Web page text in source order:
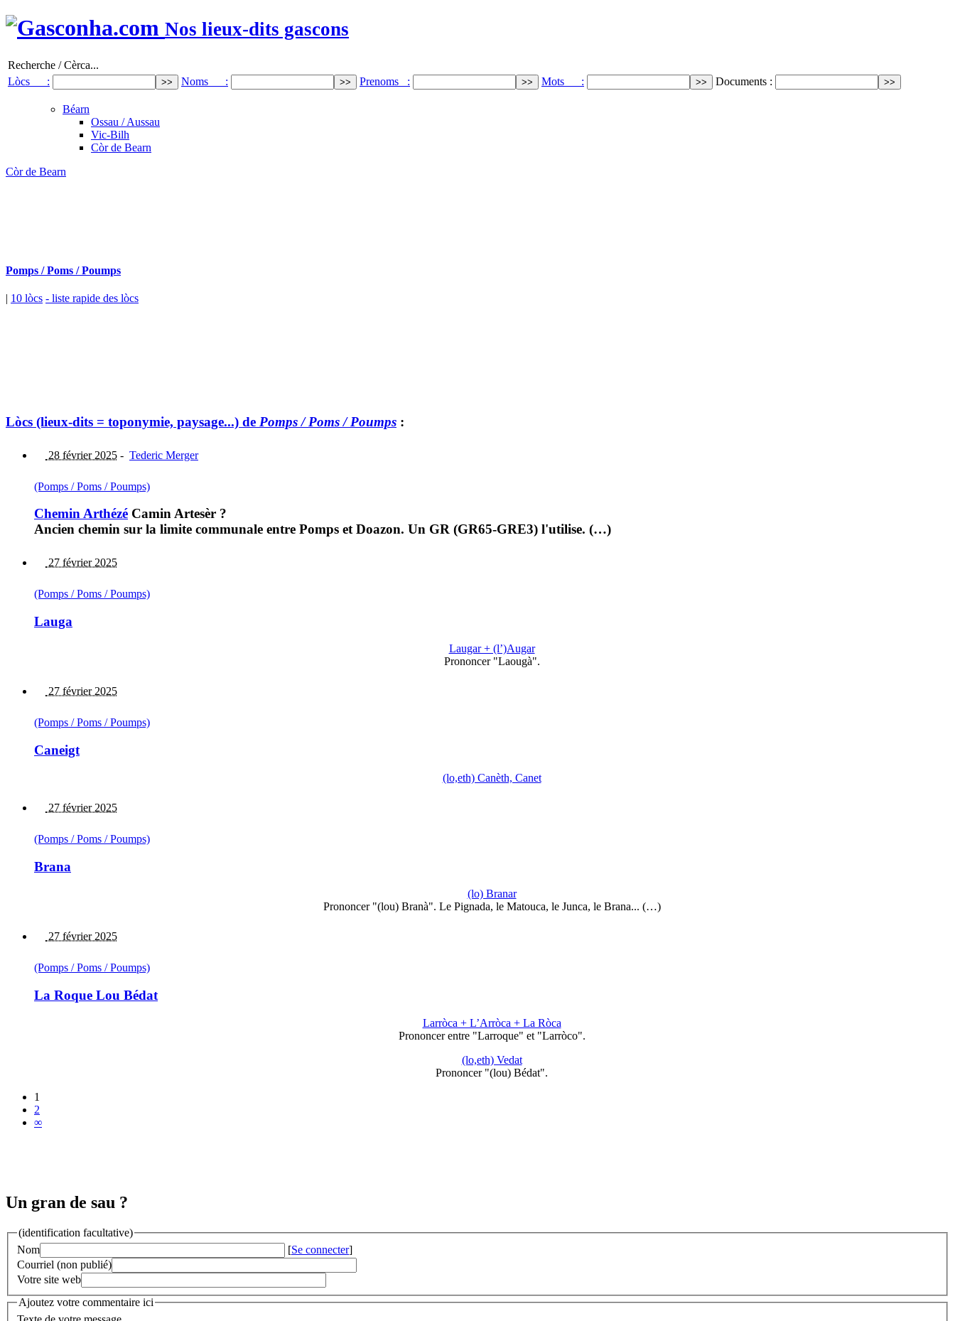
Nos lieux-dits gascons
Recherche / Cèrca...
Lòcs :
Noms : Prenoms : Mots : Documents :
Béarn
Ossau / Aussau
Vic-Bilh
Còr de Bearn
Còr de Bearn
Pomps / Poms / Poumps
| 10 lòcs - liste rapide des lòcs
Lòcs (lieux-dits = toponymie, paysage...) de Pomps / Poms / Poumps :
28 février 2025 - Tederic Merger
(Pomps / Poms / Poumps)
Chemin Arthézé Camin Artesèr ?
Ancien chemin sur la limite communale entre Pomps et Doazon. Un GR (GR65-GRE3) l'utilise. (…)
27 février 2025
(Pomps / Poms / Poumps)
Lauga
Laugar + (l’)Augar
Prononcer "Laougà".
27 février 2025
(Pomps / Poms / Poumps)
Caneigt
(lo,eth) Canèth, Canet
27 février 2025
(Pomps / Poms / Poumps)
Brana
(lo) Branar
Prononcer "(lou) Branà". Le Pignada, le Matouca, le Junca, le Brana... (…)
27 février 2025
(Pomps / Poms / Poumps)
La Roque Lou Bédat
Larròca + L’Arròca + La Ròca
Prononcer entre "Larroque" et "Larròco".
(lo,eth) Vedat
Prononcer "(lou) Bédat".
1
2
∞
Un gran de sau ?
(identification facultative)
Nom
[Se connecter]
Courriel (non publié)
Votre site web
Ajoutez votre commentaire ici